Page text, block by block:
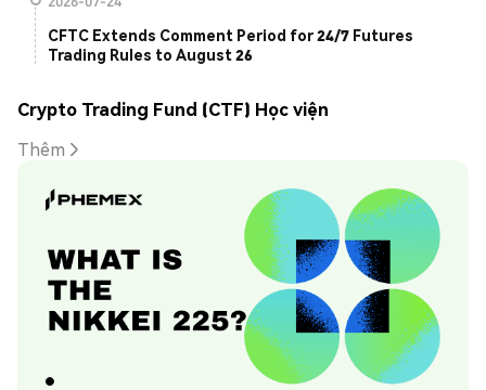
CFTC Extends Comment Period for 24/7 Futures
Trading Rules to August 26
Crypto Trading Fund (CTF) Học viện
Thêm